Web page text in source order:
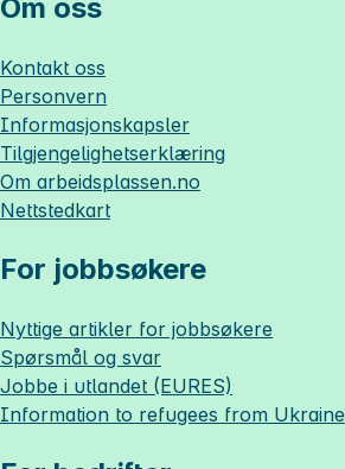
Om oss
Kontakt oss
Personvern
Informasjonskapsler
Tilgjengelighetserklæring
Om arbeidsplassen.no
Nettstedkart
For jobbsøkere
Nyttige artikler for jobbsøkere
Spørsmål og svar
Jobbe i utlandet (EURES)
Information to refugees from Ukraine